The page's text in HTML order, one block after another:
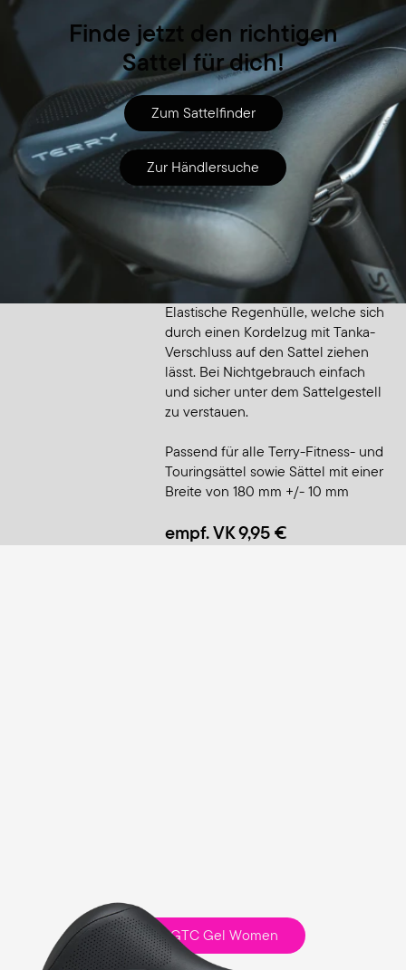
Finde jetzt den richtigen
Sattel für dich!
Zum Sattelfinder
Zur Händlersuche
Zubehör Saddle Raincover Small
Elastische Regenhülle, welche sich
durch einen Kordelzug mit Tanka-
Verschluss auf den Sattel ziehen
lässt. Bei Nichtgebrauch einfach
und sicher unter dem Sattelgestell
zu verstauen.
Passend für alle Terry-Fitness- und
Touringsättel sowie Sättel mit einer
Breite von 180 mm +/- 10 mm
empf. VK 9,95 €
Figura GTC Gel Women